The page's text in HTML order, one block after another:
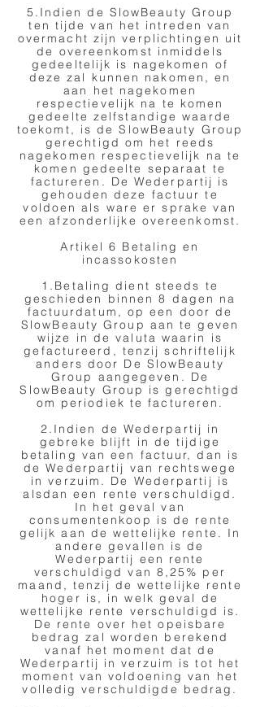
5.Indien de SlowBeauty Group
ten tijde van het intreden van
overmacht zijn verplichtingen uit
de overeenkomst inmiddels
gedeeltelijk is nagekomen of
deze zal kunnen nakomen, en
aan het nagekomen
respectievelijk na te komen
gedeelte zelfstandige waarde
toekomt, is de SlowBeauty Group
gerechtigd om het reeds
nagekomen respectievelijk na te
komen gedeelte separaat te
factureren. De Wederpartij is
gehouden deze factuur te
voldoen als ware er sprake van
een afzonderlijke overeenkomst.
Artikel 6 Betaling en
incassokosten
1.Betaling dient steeds te
geschieden binnen 8 dagen na
factuurdatum, op een door de
SlowBeauty Group aan te geven
wijze in de valuta waarin is
gefactureerd, tenzij schriftelijk
anders door De SlowBeauty
Group aangegeven. De
SlowBeauty Group is gerechtigd
om periodiek te factureren.
2.Indien de Wederpartij in
gebreke blijft in de tijdige
betaling van een factuur, dan is
de Wederpartij van rechtswege
in verzuim. De Wederpartij is
alsdan een rente verschuldigd.
In het geval van
consumentenkoop is de rente
gelijk aan de wettelijke rente. In
andere gevallen is de
Wederpartij een rente
verschuldigd van 8,25% per
maand, tenzij de wettelijke rente
hoger is, in welk geval de
wettelijke rente verschuldigd is.
De rente over het opeisbare
bedrag zal worden berekend
vanaf het moment dat de
Wederpartij in verzuim is tot het
moment van voldoening van het
volledig verschuldigde bedrag.